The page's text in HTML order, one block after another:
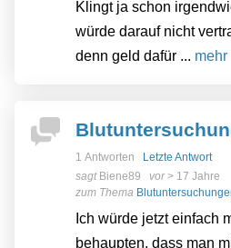
Klingt ja schon
würde darauf nicht
denn geld dafür ... mehr
1 Antworten
Letzte Antwort
sagt Biene89 vor> 17 Jahre
zum Thema
Ich würde jetzt einfach
behaupten, dass man